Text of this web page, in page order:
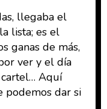
llegaba el
lista; es el
ganas de más,
ver y el día
cartel… Aquí
podemos dar si